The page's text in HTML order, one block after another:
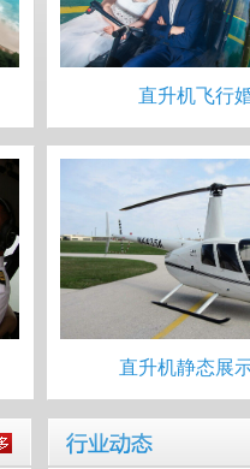
直升机飞行
直升机静态展